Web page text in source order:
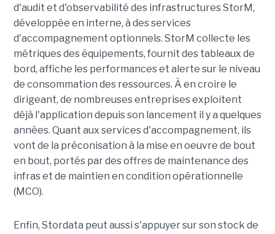
d'audit et d'observabilité des infrastructures StorM,
développée en interne, à des services
d'accompagnement optionnels. StorM collecte les
métriques des équipements, fournit des tableaux de
bord, affiche les performances et alerte sur le niveau
de consommation des ressources. À en croire le
dirigeant, de nombreuses entreprises exploitent
déjà l'application depuis son lancement il y a quelques
années. Quant aux services d'accompagnement, ils
vont de la préconisation à la mise en oeuvre de bout
en bout, portés par des offres de maintenance des
infras et de maintien en condition opérationnelle
(MCO).
Enfin, Stordata peut aussi s'appuyer sur son stock de